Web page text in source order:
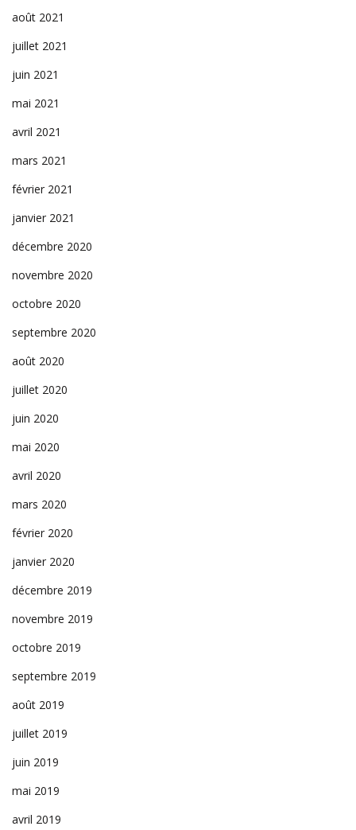
août 2021
juillet 2021
juin 2021
mai 2021
avril 2021
mars 2021
février 2021
janvier 2021
décembre 2020
novembre 2020
octobre 2020
septembre 2020
août 2020
juillet 2020
juin 2020
mai 2020
avril 2020
mars 2020
février 2020
janvier 2020
décembre 2019
novembre 2019
octobre 2019
septembre 2019
août 2019
juillet 2019
juin 2019
mai 2019
avril 2019